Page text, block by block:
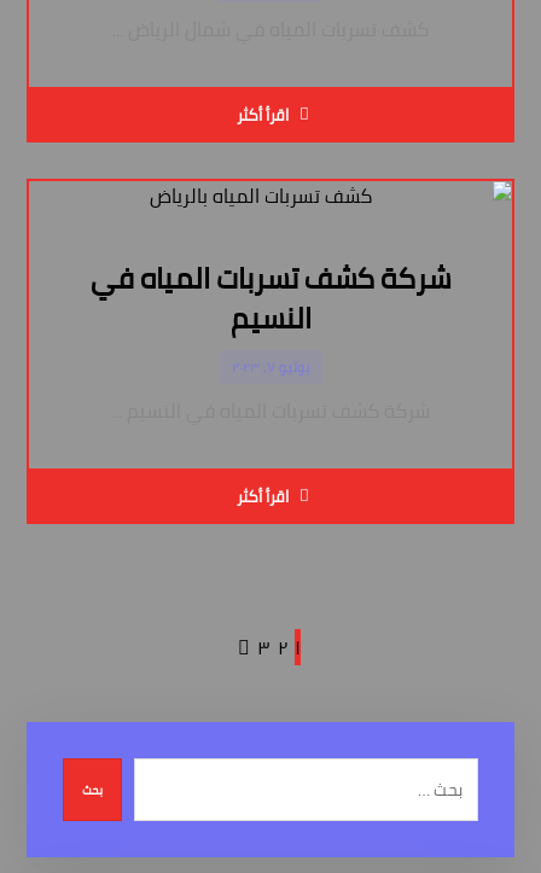
اقرأ أكثر
شركة كشف تسربات المياه في
النسيم
يوليو ٧, ٢٠٢٣
اقرأ أكثر
١ ٢ ٣
بحث